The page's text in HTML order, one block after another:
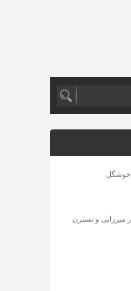
خوشگل
میرزایی و نسترن